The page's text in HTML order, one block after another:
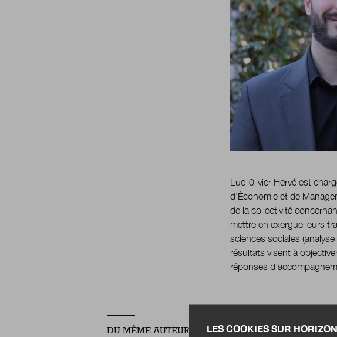
Luc-0livier Hervé est
d’Économie et de
de la collectivité
mettre en exergue leurs
sciences sociales
résultats visent à
réponses
DU MÊME AUTEUR LES COOKIES SUR